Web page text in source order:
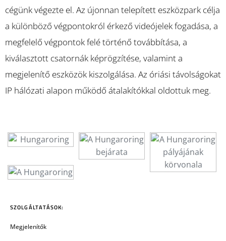
cégünk végezte el. Az újonnan telepített eszközpark célja
a különböző végpontokról érkező videójelek fogadása, a
megfelelő végpontok felé történő továbbítása, a
kiválasztott csatornák képrögzítése, valamint a
megjelenítő eszközök kiszolgálása. Az óriási távolságokat
IP hálózati alapon működő átalakítókkal oldottuk meg.
SZOLGÁLTATÁSOK:
Megjelenítők